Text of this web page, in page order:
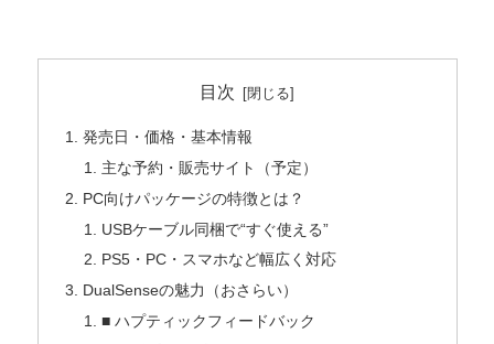
目次
発売日・価格・基本情報
主な予約・販売サイト（予定）
PC向けパッケージの特徴とは？
USBケーブル同梱で“すぐ使える”
PS5・PC・スマホなど幅広く対応
DualSenseの魅力（おさらい）
■ ハプティックフィードバック